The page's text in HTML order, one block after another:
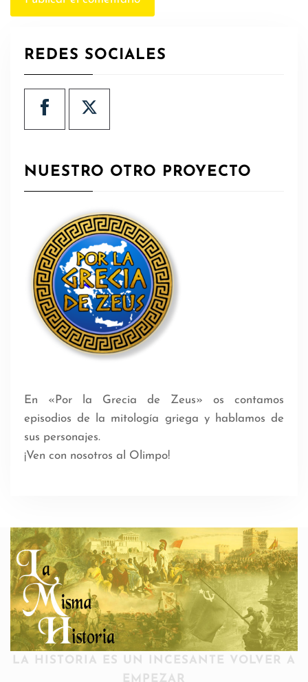
REDES SOCIALES
NUESTRO OTRO PROYECTO
En «Por la Grecia de Zeus» os contamos
episodios de la mitología griega y hablamos de
sus personajes.
¡Ven con nosotros al Olimpo!
LA HISTORIA ES UN INCESANTE VOLVER A
EMPEZAR